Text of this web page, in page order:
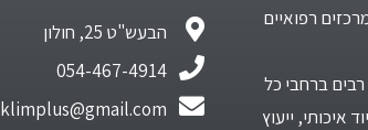
רפואיים
ברחבי כל
איכותי, ייעוץ
הבעש"ט 25, חולון
054-467-4914
klimplus@gmail.com